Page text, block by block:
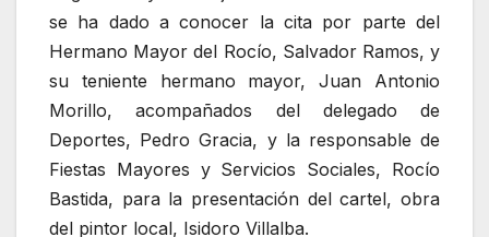
se ha dado a conocer la cita por parte del
Hermano Mayor del Rocío, Salvador Ramos, y
su teniente hermano mayor, Juan Antonio
Morillo, acompañados del delegado de
Deportes, Pedro Gracia, y la responsable de
Fiestas Mayores y Servicios Sociales, Rocío
Bastida, para la presentación del cartel, obra
del pintor local, Isidoro Villalba.